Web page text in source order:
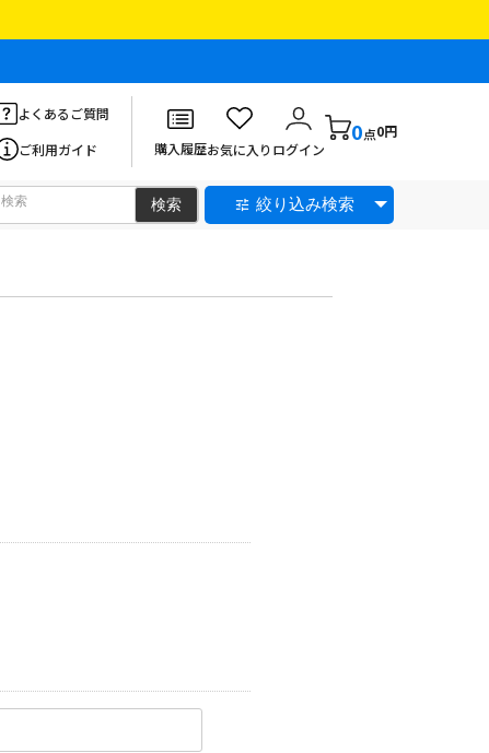
よくあるご質問
ご利用ガイド
購入履歴お気に入りログイン
0点0円
絞り込み検索